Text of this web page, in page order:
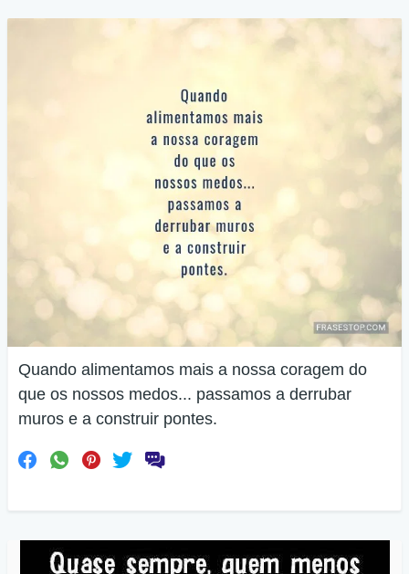
Quando alimentamos mais a nossa coragem do
que os nossos medos... passamos a derrubar
muros e a construir pontes.